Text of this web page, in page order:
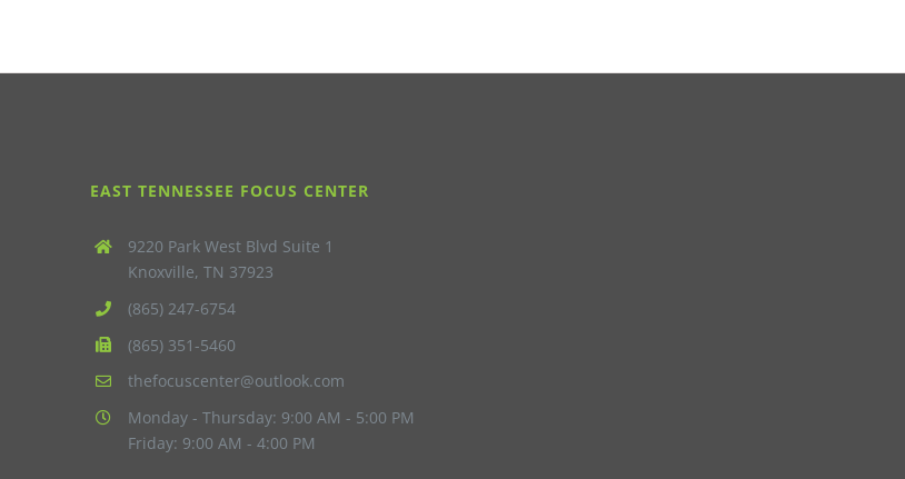
EAST TENNESSEE FOCUS CENTER
9220 Park West Blvd Suite 1
Knoxville, TN 37923
(865) 247-6754
(865) 351-5460
thefocuscenter@outlook.com
Monday - Thursday: 9:00 AM - 5:00 PM
Friday: 9:00 AM - 4:00 PM